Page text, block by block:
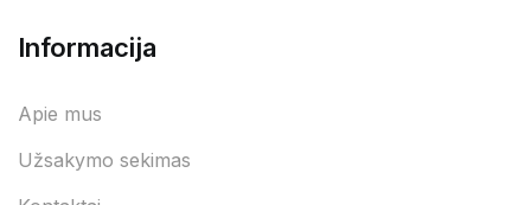
Informacija
Apie mus
Užsakymo sekimas